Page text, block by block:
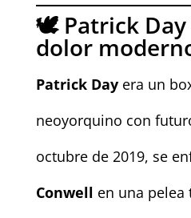
🕊️ Patrick Day
dolor
Patrick Dayera un
neoyorquino con
octubre de 2019, se
Conwell en una